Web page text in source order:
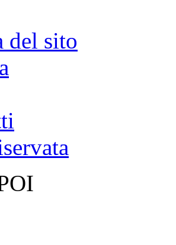
del sito